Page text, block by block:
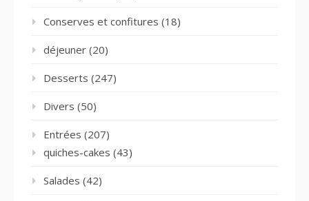
Conserves et confitures (18)
déjeuner (20)
Desserts (247)
Divers (50)
Entrées (207)
quiches-cakes (43)
Salades (42)